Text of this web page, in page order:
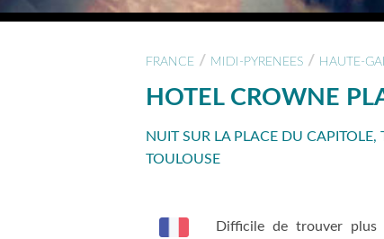
FRANCE / MIDI-PYRENEES / HAUTE-
HOTEL CROWNE
NUIT SUR LA PLACE DU
TOULOUSE
Difficile de trouver plus